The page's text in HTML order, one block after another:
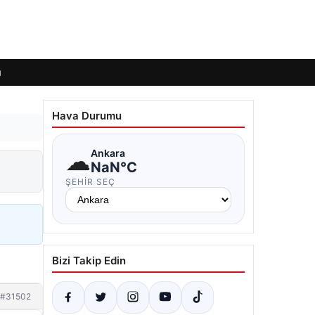
#31502
Hava Durumu
☁Ankara
NaN°C
ŞEHIR SEÇ
Bizi Takip Edin